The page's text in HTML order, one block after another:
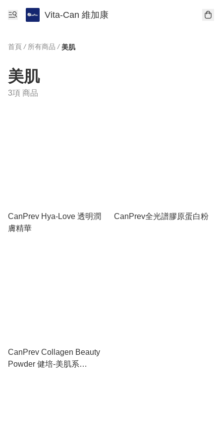
Vita-Can 維加康
首頁 / 所有商品 / 美肌
美肌
3項 商品
CanPrev Hya-Love 透明潤
膚精華
CanPrev全光譜膠原蛋白粉
CanPrev Collagen Beauty
Powder 健培-美肌系